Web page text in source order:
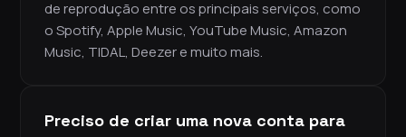
de reprodução entre os principais serviços, como
o Spotify, Apple Music, YouTube Music, Amazon
Music, TIDAL, Deezer e muito mais.
Preciso de criar uma nova conta para